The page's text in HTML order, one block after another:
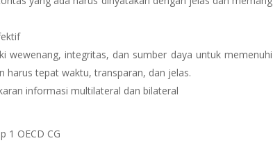
wewenang, integritas, dan sumber daya untuk memenuhi
harus tepat waktu, transparan, dan jelas.
informasi multilateral dan bilateral
1 OECD CG